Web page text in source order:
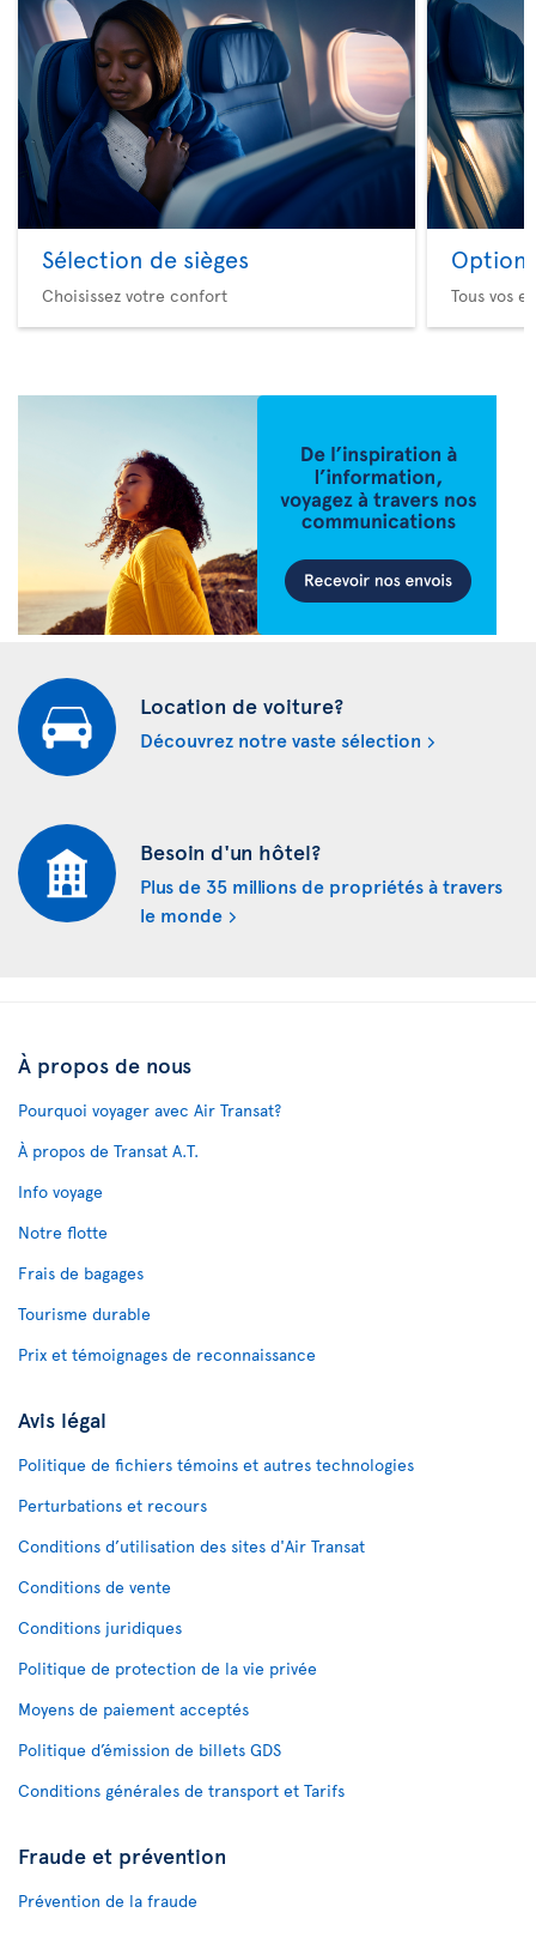
Sélection de sièges
Choisissez votre confort
Option
Tous vos
Location de voiture?
Découvrez notre vaste sélection
Besoin d'un hôtel?
Plus de 35 millions de propriétés à travers
le monde
À propos de nous
Pourquoi voyager avec Air Transat?
À propos de Transat A.T.
Info voyage
Notre flotte
Frais de bagages
Tourisme durable
Prix et témoignages de reconnaissance
Avis légal
Politique de fichiers témoins et autres technologies
Perturbations et recours
Conditions d’utilisation des sites d'Air Transat
Conditions de vente
Conditions juridiques
Politique de protection de la vie privée
Moyens de paiement acceptés
Politique d’émission de billets GDS
Conditions générales de transport et Tarifs
Fraude et prévention
Prévention de la fraude